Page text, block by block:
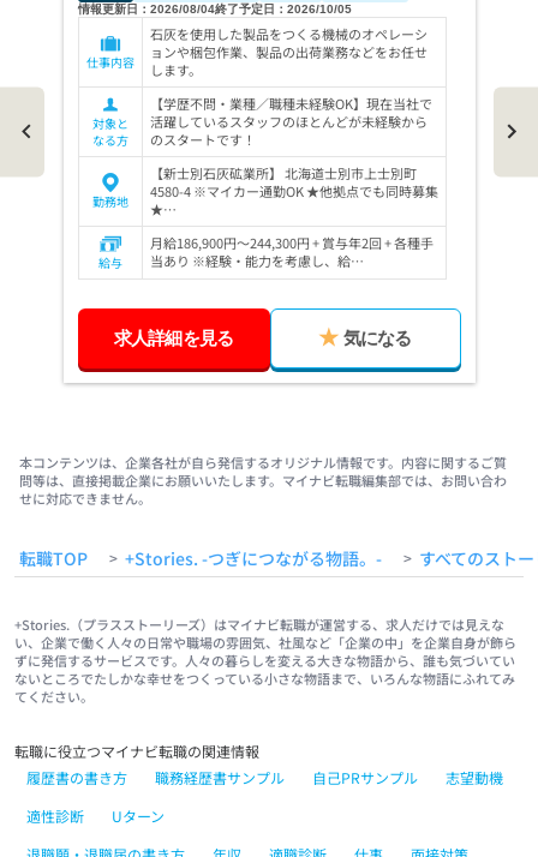
情報更新日：2026/08/04終了予定日：2026/10/05
仕事内容
石灰を使用した製品をつくる機械のオペレーシ
ョンや梱包作業、製品の出荷業務などをお任せ
します。
対象と
なる方
【学歴不問・業種／職種未経験OK】現在当社で
活躍しているスタッフのほとんどが未経験から
のスタートです！
勤務地
【新士別石灰砿業所】 北海道士別市上士別町
4580-4 ※マイカー通勤OK ★他拠点でも同時募集
★…
給与
月給186,900円～244,300円 + 賞与年2回 + 各種手
当あり ※経験・能力を考慮し、給…
求人詳細を見る 気になる
本コンテンツは、企業各社が自ら発信するオリジナル情報です。内容に関するご質
問等は、直接掲載企業にお願いいたします。マイナビ転職編集部では、お問い合わ
せに対応できません。
転職TOP > +Stories. -つぎにつながる物語。- > すべてのスト
+Stories.（プラスストーリーズ）はマイナビ転職が運営する、求人だけでは見えな
い、企業で働く人々の日常や職場の雰囲気、社風など「企業の中」を企業自身が飾ら
ずに発信するサービスです。人々の暮らしを変える大きな物語から、誰も気づいてい
ないところでたしかな幸せをつくっている小さな物語まで、いろんな物語にふれてみ
てください。
転職に役立つマイナビ転職の関連情報
履歴書の書き方
職務経歴書サンプル 自己PRサンプル
志望動機
適性診断
Uターン